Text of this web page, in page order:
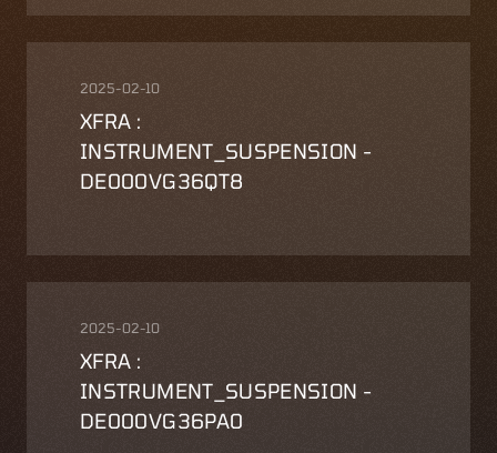
2025-02-10
XFRA :
INSTRUMENT_SUSPENSION -
DE000VG36QT8
2025-02-10
XFRA :
INSTRUMENT_SUSPENSION -
DE000VG36PA0